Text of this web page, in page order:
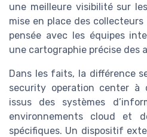
une meilleure visibilité sur
mise en place des
pensée avec les équipes
une cartographie précise des
Dans les faits, la différence
security operation center à
issus des systèmes
environnements cloud et
spécifiques. Un dispositif